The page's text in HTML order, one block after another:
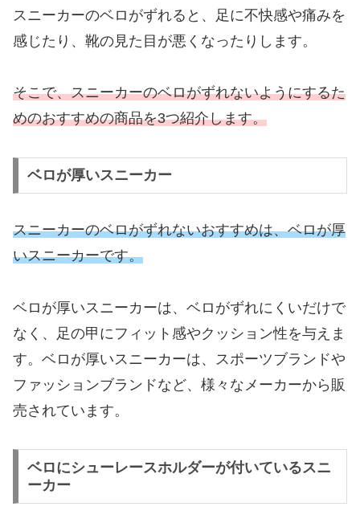
スニーカーのベロがずれると、足に不快感や痛みを
感じたり、靴の見た目が悪くなったりします。
そこで、スニーカーのベロがずれないようにするた
めのおすすめの商品を3つ紹介します。
ベロが厚いスニーカー
スニーカーのベロがずれないおすすめは、ベロが厚
いスニーカーです。
ベロが厚いスニーカーは、ベロがずれにくいだけで
なく、足の甲にフィット感やクッション性を与えま
す。ベロが厚いスニーカーは、スポーツブランドや
ファッションブランドなど、様々なメーカーから販
売されています。
ベロにシューレースホルダーが付いているスニ
ーカー